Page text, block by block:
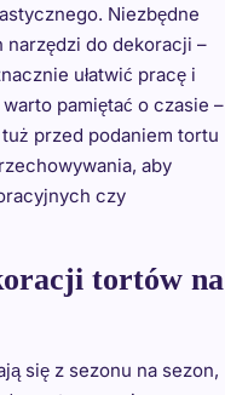
Niezbędne
do dekoracji –
ułatwić pracę i
pamiętać o czasie –
przed podaniem tortu
aby
czy
tortów na
się z sezonu na sezon,